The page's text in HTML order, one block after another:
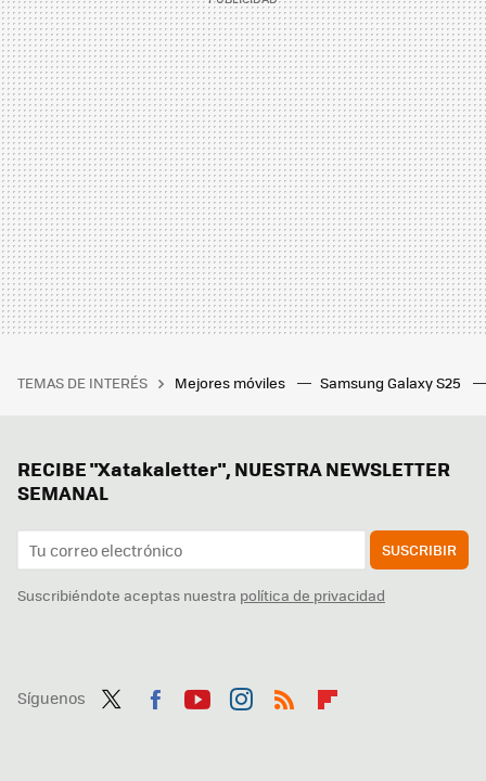
TEMAS DE INTERÉS Mejores móviles Samsung Galaxy S25
RECIBE "Xatakaletter", NUESTRA NEWSLETTER
SEMANAL
SUSCRIBIR
Suscribiéndote aceptas nuestra política de privacidad
Síguenos